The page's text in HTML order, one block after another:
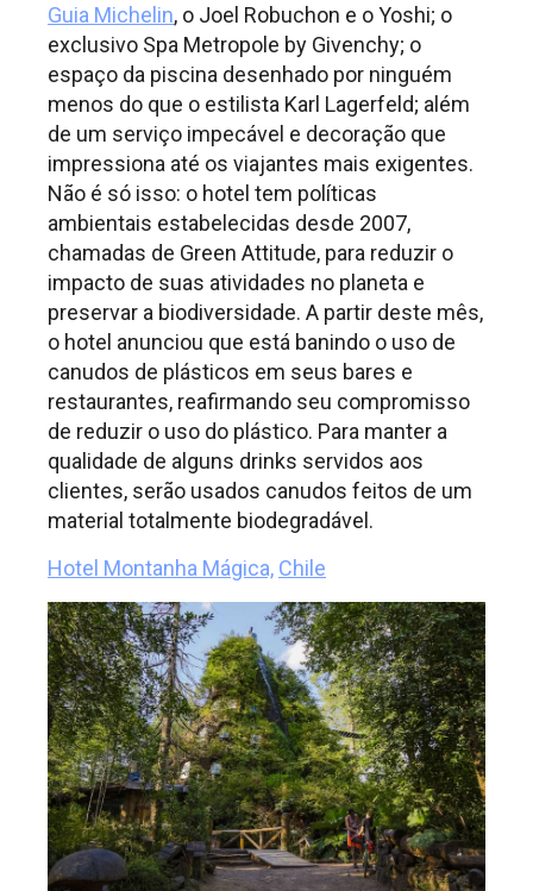
Guia Michelin, o Joel Robuchon e o Yoshi; o
exclusivo Spa Metropole by Givenchy; o
espaço da piscina desenhado por ninguém
menos do que o estilista Karl Lagerfeld; além
de um serviço impecável e decoração que
impressiona até os viajantes mais exigentes.
Não é só isso: o hotel tem políticas
ambientais estabelecidas desde 2007,
chamadas de Green Attitude, para reduzir o
impacto de suas atividades no planeta e
preservar a biodiversidade. A partir deste mês,
o hotel anunciou que está banindo o uso de
canudos de plásticos em seus bares e
restaurantes, reafirmando seu compromisso
de reduzir o uso do plástico. Para manter a
qualidade de alguns drinks servidos aos
clientes, serão usados canudos feitos de um
material totalmente biodegradável.
Hotel Montanha Mágica, Chile